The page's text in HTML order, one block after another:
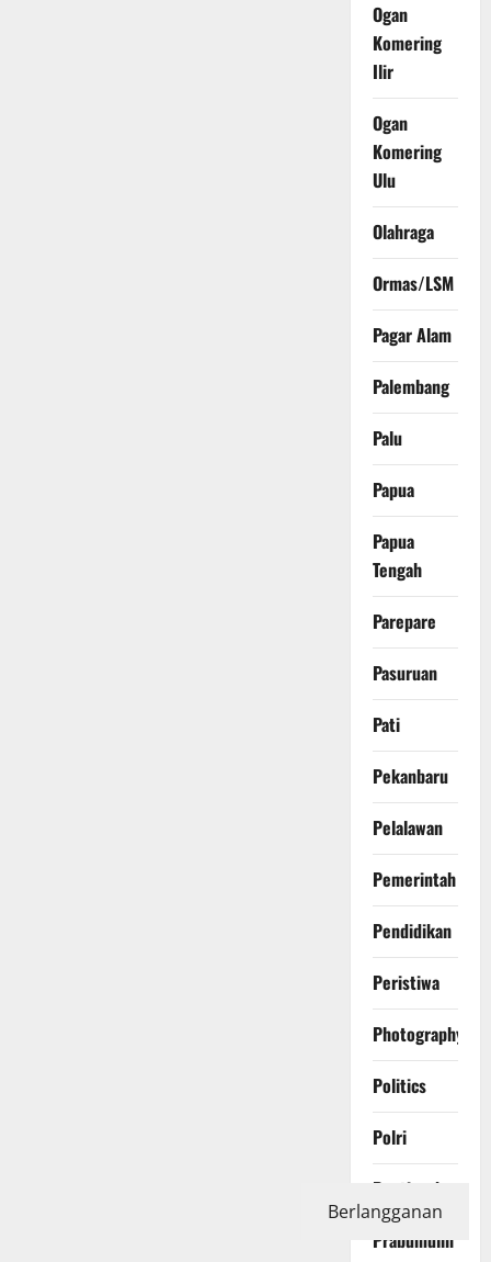
Ogan
Komering
Ilir
Ogan
Komering
Ulu
Olahraga
Ormas/LSM
Pagar Alam
Palembang
Palu
Papua
Papua
Tengah
Parepare
Pasuruan
Pati
Pekanbaru
Pelalawan
Pemerintah
Pendidikan
Peristiwa
Photography
Politics
Polri
Pontianak
Prabumulih
Berlangganan